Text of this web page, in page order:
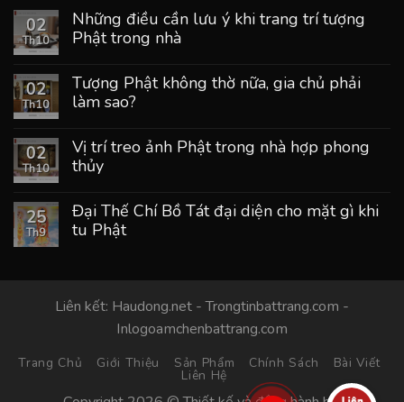
02
Th10
Những điều cần lưu ý khi trang trí tượng
Phật trong nhà
02
Th10
Tượng Phật không thờ nữa, gia chủ phải
làm sao?
02
Th10
Vị trí treo ảnh Phật trong nhà hợp phong
thủy
25
Th9
Đại Thế Chí Bồ Tát đại diện cho mặt gì khi
tu Phật
Liên kết: Haudong.net -Trongtinbattrang.com -
Inlogoamchenbattrang.com
Trang Chủ Giới Thiệu Sản Phẩm Chính Sách Bài Viết
Liên Hệ